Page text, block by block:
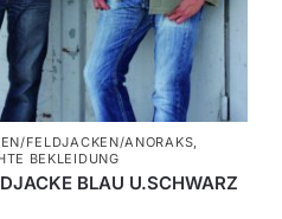
FELDJACKEN/ANORAKS,
BEKLEIDUNG
BLAU U.SCHWARZ